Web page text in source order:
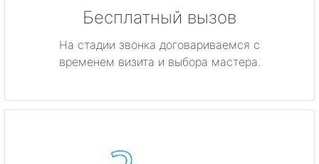
Бесплатный вызов
На стадии звонка договариваемся с
временем визита и выбора мастера.